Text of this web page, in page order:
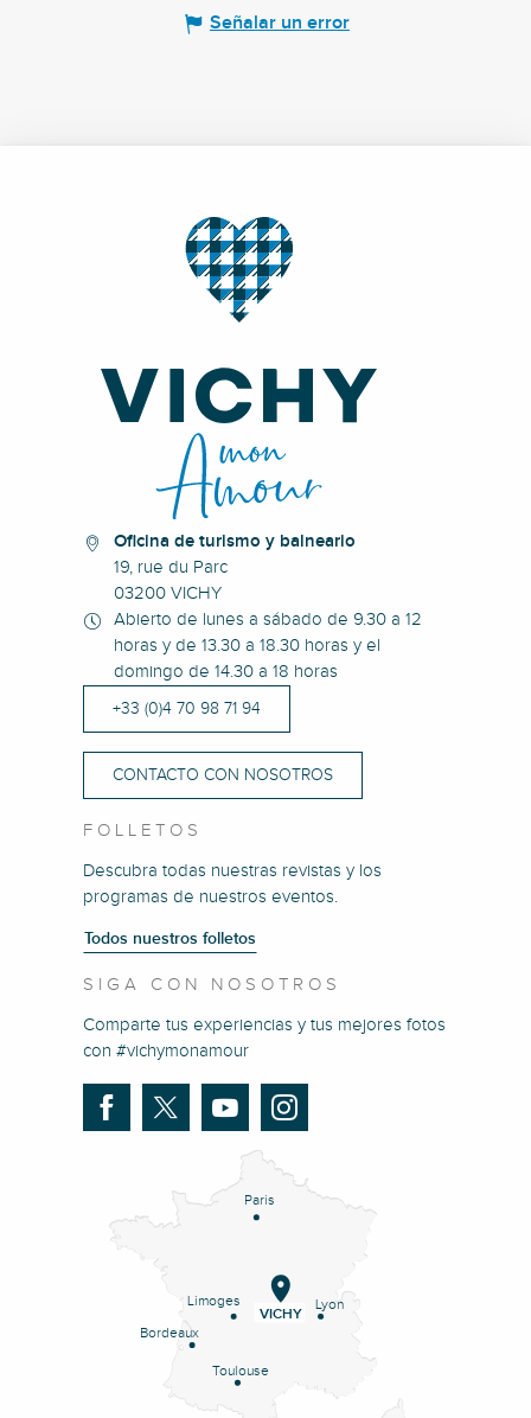
Señalar un error
Oficina de turismo y balneario
19, rue du Parc
03200 VICHY
Abierto de lunes a sábado de 9.30 a 12
horas y de 13.30 a 18.30 horas y el
domingo de 14.30 a 18 horas
+33 (0)4 70 98 71 94
CONTACTO CON NOSOTROS
FOLLETOS
Descubra todas nuestras revistas y los
programas de nuestros eventos.
Todos nuestros folletos
SIGA CON NOSOTROS
Comparte tus experiencias y tus mejores fotos
con #vichymonamour
Paris
Lyon
Limoges
Bordeaux
Toulouse
VICHY